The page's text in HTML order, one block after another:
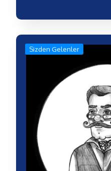
Sizden Gelenler